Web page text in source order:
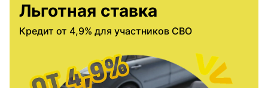
Льготная ставка
Кредит от 4,9% для участников СВО